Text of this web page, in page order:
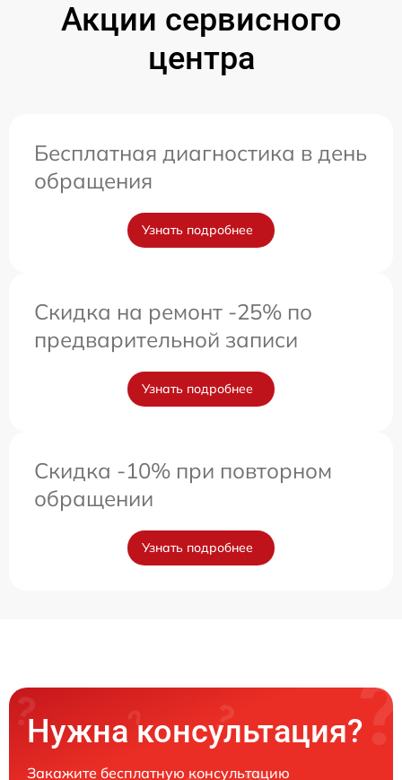
Акции сервисного
центра
Бесплатная диагностика в день
обращения
Узнать подробнее
Скидка на ремонт -25% по
предварительной записи
Узнать подробнее
Скидка -10% при повторном
обращении
Узнать подробнее
Нужна консультация?
Закажите бесплатную консультацию